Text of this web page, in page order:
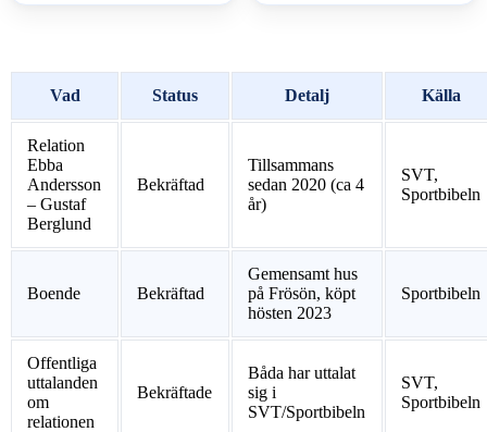
Vad Status Detalj Källa
Relation
Ebba
Andersson
– Gustaf
Berglund
Bekräftad
Tillsammans
sedan 2020 (ca 4
år)
SVT,
Sportbibeln
Boende Bekräftad
Gemensamt hus
på Frösön, köpt
hösten 2023
Sportbibeln
Offentliga
uttalanden
om
relationen
Bekräftade
Båda har uttalat
sig i
SVT/Sportbibeln
SVT,
Sportbibeln